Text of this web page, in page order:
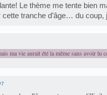
Le thème me tente bien
cette tranche d’âge… du coup,
ma vie aurait été la même sans avoir lu